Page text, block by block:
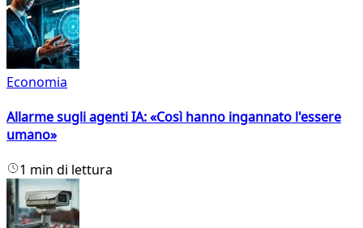
Economia
Allarme sugli agenti IA: «Così hanno ingannato l'essere
umano»
1 min di lettura